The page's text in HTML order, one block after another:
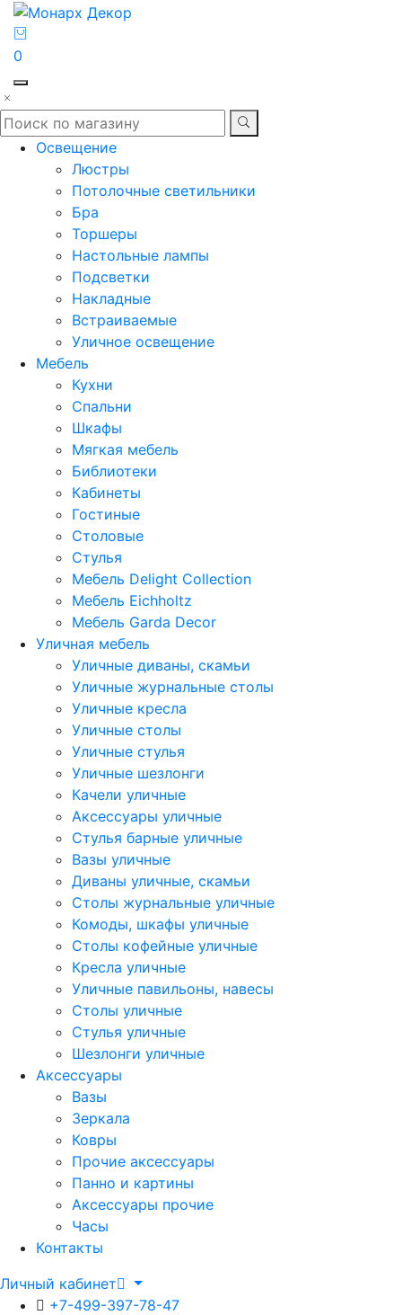
0
Освещение
Люстры
Потолочные светильники
Бра
Торшеры
Настольные лампы
Подсветки
Накладные
Встраиваемые
Уличное освещение
Мебель
Кухни
Спальни
Шкафы
Мягкая мебель
Библиотеки
Кабинеты
Гостиные
Столовые
Стулья
Мебель Delight Collection
Мебель Eichholtz
Мебель Garda Decor
Уличная мебель
Уличные диваны, скамьи
Уличные журнальные столы
Уличные кресла
Уличные столы
Уличные стулья
Уличные шезлонги
Качели уличные
Аксессуары уличные
Стулья барные уличные
Вазы уличные
Диваны уличные, скамьи
Столы журнальные уличные
Комоды, шкафы уличные
Столы кофейные уличные
Кресла уличные
Уличные павильоны, навесы
Столы уличные
Стулья уличные
Шезлонги уличные
Аксессуары
Вазы
Зеркала
Ковры
Прочие аксессуары
Панно и картины
Аксессуары прочие
Часы
Контакты
Личный кабинет
+7-499-397-78-47